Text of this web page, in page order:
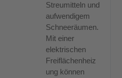
Streumitteln und
aufwendigem
Schneeräumen.
Mit einer
elektrischen
Freiflächenheiz
ung können